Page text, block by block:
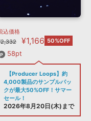
音楽カード
楽曲配信流通サービス
無償のサウンド管理ソフト
効果音
込価格
¥1,166 50%OFF
58pt
【Producer Loops】約
4,000製品のサンプルパッ
クが最大50%OFF！サマー
セール！
2026年8月20日(木)まで